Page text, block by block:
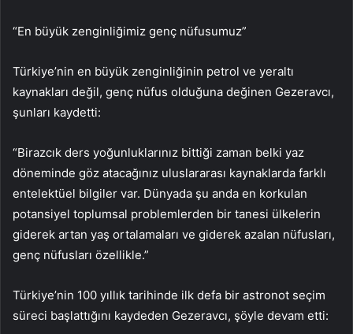
“En büyük zenginliğimiz genç nüfusumuz”
Türkiye’nin en büyük zenginliğinin petrol ve yeraltı
kaynakları değil, genç nüfus olduğuna değinen Gezeravcı,
şunları kaydetti:
“Birazcık ders yoğunluklarınız bittiği zaman belki yaz
döneminde göz atacağınız uluslararası kaynaklarda farklı
entelektüel bilgiler var. Dünyada şu anda en korkulan
potansiyel toplumsal problemlerden bir tanesi ülkelerin
giderek artan yaş ortalamaları ve giderek azalan nüfusları,
genç nüfusları özellikle.”
Türkiye’nin 100 yıllık tarihinde ilk defa bir astronot seçim
süreci başlattığını kaydeden Gezeravcı, şöyle devam etti: